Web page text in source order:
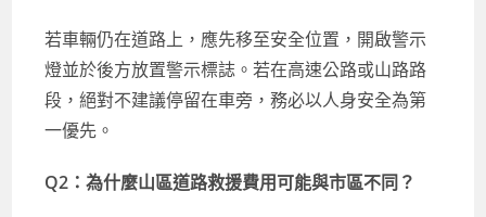
若車輛仍在道路上，應先移至安全位置，開啟警示
燈並於後方放置警示標誌。若在高速公路或山路路
段，絕對不建議停留在車旁，務必以人身安全為第
一優先。
Q2：為什麼山區道路救援費用可能與市區不同？